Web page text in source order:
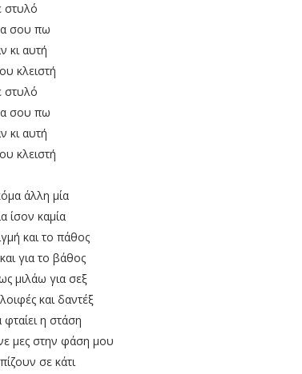
στυλό
σου πω
κι αυτή
κλειστή
στυλό
σου πω
κι αυτή
κλειστή
άλλη μία
ίσον καμία
και το πάθος
για το βάθος
μιλάω για σεξ
και δαντέξ
η στάση
μες στην φάση μου
σε κάτι